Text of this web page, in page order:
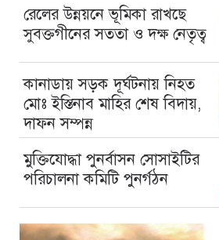
রেলের উন্নয়নে ভূমিকা রাখছে
সুবক্তগীনের সততা ও দক্ষ নেতৃত্ব
কানাডায় সড়ক দূর্ঘটনায় নিহত
মোঃ ইস্তিনাব মাহির শেষ বিদায়,
দাফন সম্পন্ন
মুক্তিযোদ্ধা পুনর্বাসন সোসাইটির
পরিচালনা কমিটি পুনর্গঠন